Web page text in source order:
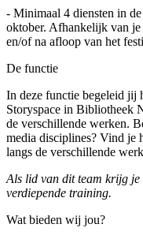
- Minimaal 4 diensten in
oktober. Afhankelijk van
en/of na afloop van het
De functie
In deze functie begeleid jij
Storyspace in Bibliotheek
de verschillende werken.
media disciplines? Vind je
langs de verschillende
Als lid van dit team krijg je
verdiepende training.
Wat bieden wij jou?